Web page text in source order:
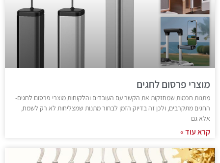
מוצרי פרסום לחגים
מתנות חכמות שמחזקות את הקשר עם העובדים והלקוחות מוצרי פרסום לחגים-
החגים מתקרבים, ולכן זה בדיוק הזמן לבחור מתנות שמצליחות לא רק לשמח,
אלא גם
קרא עוד »